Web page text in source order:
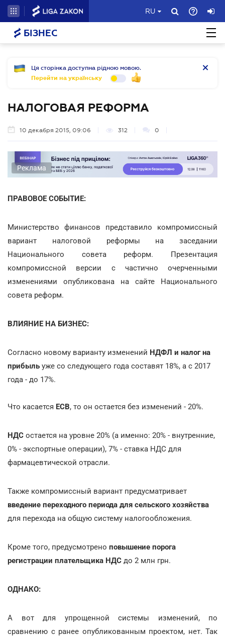
RU
БІЗНЕС
Ця сторінка доступна рідною мовою.
Перейти на українську
НАЛОГОВАЯ РЕФОРМА
10 декабря 2015, 09:06 312 0
Реклама
ПРАВОВОЕ СОБЫТИЕ:
Министерство финансов представило компромиссный
вариант налоговой реформы на заседании
Национального совета реформ. Презентация
компромиссной версии с частично очерченными
изменениями опубликована на сайте Национального
совета реформ.
ВЛИЯНИЕ НА БИЗНЕС:
Согласно новому варианту изменений НДФЛ и налог на
прибыль уже со следующего года составят 18%, а с 2017
года - до 17%.
Что касается ЕСВ, то он остается без изменений - 20%.
НДС остается на уровне 20% (а именно: 20% - внутренние,
0% - экспортные операции), 7% - ставка НДС для
фармацевтической отрасли.
Также компромиссный вариант предусматривает
введение переходного периода для сельского хозяйства
для перехода на общую систему налогообложения.
Кроме того, предусмотрено повышение порога
регистрации плательщика НДС до 2 млн грн.
ОДНАКО:
А вот для упрощенной системы изменений, по
сравнению с ранее опубликованным проектом, нет. Так